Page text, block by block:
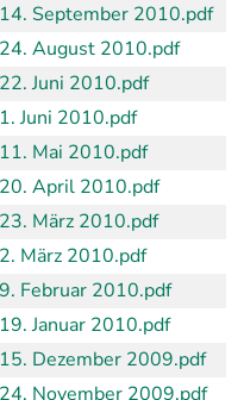
September 2010.pdf
August 2010.pdf
Juni 2010.pdf
Juni 2010.pdf
Mai 2010.pdf
April 2010.pdf
März 2010.pdf
März 2010.pdf
Februar 2010.pdf
Januar 2010.pdf
Dezember 2009.pdf
November 2009.pdf